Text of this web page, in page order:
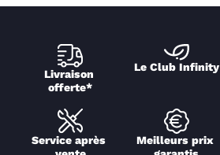
Livraison
offerte*
Le Club Infinity
Service après
Meilleurs prix